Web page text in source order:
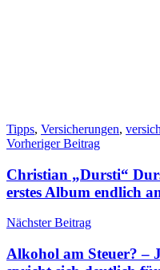
Tipps, Versicherungen,
Beitragsnavigation
Vorheriger Beitrag
Christian „Dursti“
erstes Album endlich
Nächster Beitrag
Alkohol am Steuer? –